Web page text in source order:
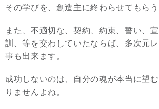
その学びを、創造主に終わらせてもらう
また、不適切な、契約、約束、誓い、
訓、等を交わしていたならば、多次元
事も出来ます。
成功しないのは、自分の魂が本当に望
りませんよね。